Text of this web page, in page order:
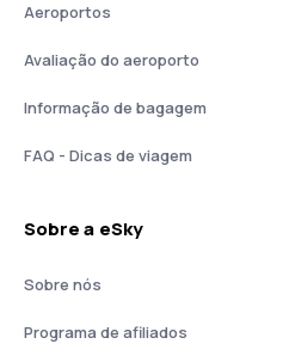
Aeroportos
Avaliação do aeroporto
Informação de bagagem
FAQ - Dicas de viagem
Sobre a eSky
Sobre nós
Programa de afiliados